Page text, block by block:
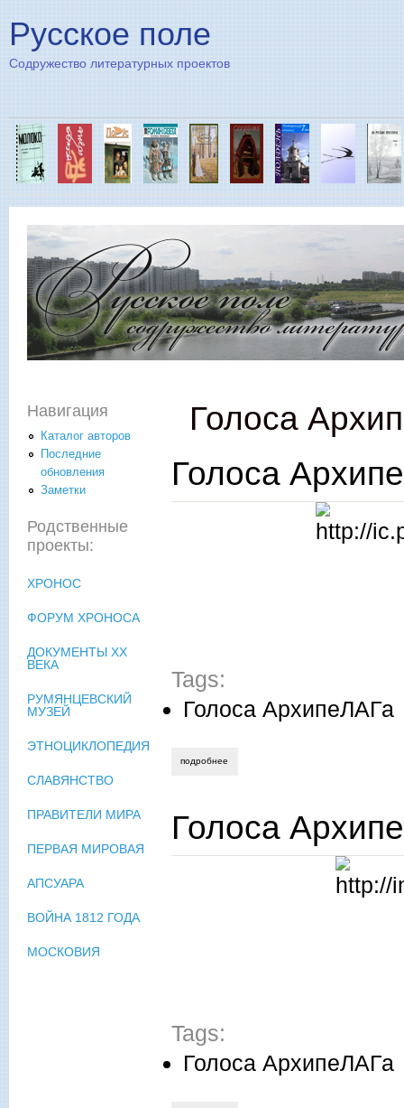
Русское поле
Содружество литературных проектов
Голоса
Голоса
Tags:
Голоса АрхипеЛАГа
подробнее
Голоса
Tags:
Голоса АрхипеЛАГа
Навигация
Каталог авторов
Последние
обновления
Заметки
Родственные
проекты:
ХРОНОС
ФОРУМ ХРОНОСА
ДОКУМЕНТЫ XX
ВЕКА
РУМЯНЦЕВСКИЙ
МУЗЕЙ
ЭТНОЦИКЛОПЕДИЯ
СЛАВЯНСТВО
ПРАВИТЕЛИ МИРА
ПЕРВАЯ МИРОВАЯ
АПСУАРА
ВОЙНА 1812 ГОДА
МОСКОВИЯ